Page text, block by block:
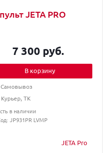
JETA PRO
JETA Pro
7 300 руб.
В корзину
Самовывоз
Курьер, ТК
в наличии
JP931PR LVMP